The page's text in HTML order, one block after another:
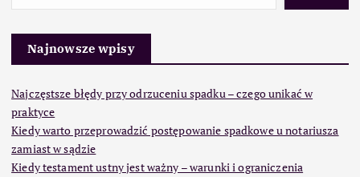
Najnowsze wpisy
Najczęstsze błędy przy odrzuceniu spadku – czego unikać w
praktyce
Kiedy warto przeprowadzić postępowanie spadkowe u notariusza
zamiast w sądzie
Kiedy testament ustny jest ważny – warunki i ograniczenia